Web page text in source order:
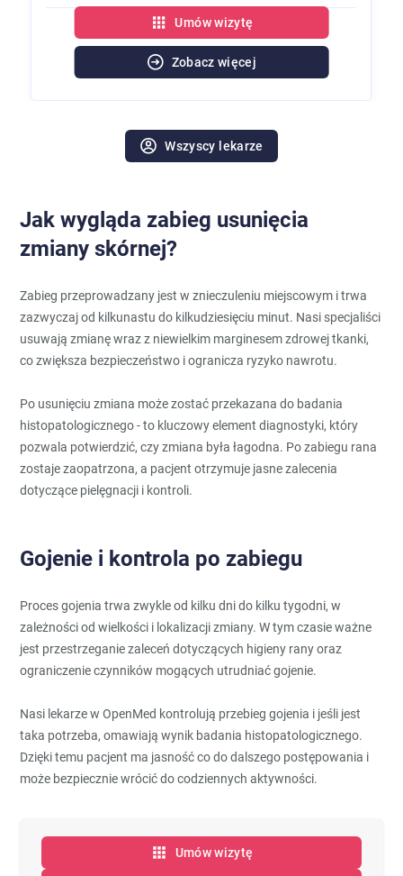
Umów wizytę
Zobacz więcej
Wszyscy lekarze
Jak wygląda zabieg usunięcia
zmiany skórnej?
Zabieg przeprowadzany jest w znieczuleniu miejscowym i trwa
zazwyczaj od kilkunastu do kilkudziesięciu minut. Nasi specjaliści
usuwają zmianę wraz z niewielkim marginesem zdrowej tkanki,
co zwiększa bezpieczeństwo i ogranicza ryzyko nawrotu.
Po usunięciu zmiana może zostać przekazana do badania
histopatologicznego - to kluczowy element diagnostyki, który
pozwala potwierdzić, czy zmiana była łagodna. Po zabiegu rana
zostaje zaopatrzona, a pacjent otrzymuje jasne zalecenia
dotyczące pielęgnacji i kontroli.
Gojenie i kontrola po zabiegu
Proces gojenia trwa zwykle od kilku dni do kilku tygodni, w
zależności od wielkości i lokalizacji zmiany. W tym czasie ważne
jest przestrzeganie zaleceń dotyczących higieny rany oraz
ograniczenie czynników mogących utrudniać gojenie.
Nasi lekarze w OpenMed kontrolują przebieg gojenia i jeśli jest
taka potrzeba, omawiają wynik badania histopatologicznego.
Dzięki temu pacjent ma jasność co do dalszego postępowania i
może bezpiecznie wrócić do codziennych aktywności.
Umów wizytę